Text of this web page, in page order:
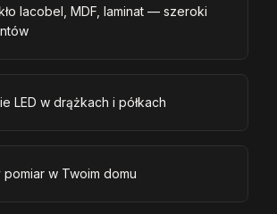
lacobel, MDF, laminat — szeroki
LED w drążkach i półkach
pomiar w Twoim domu